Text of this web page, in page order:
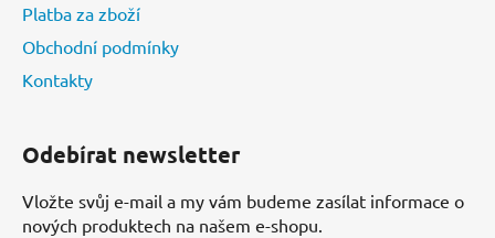
Platba za zboží
Obchodní podmínky
Kontakty
Odebírat newsletter
Vložte svůj e-mail a my vám budeme zasílat informace o
nových produktech na našem e-shopu.